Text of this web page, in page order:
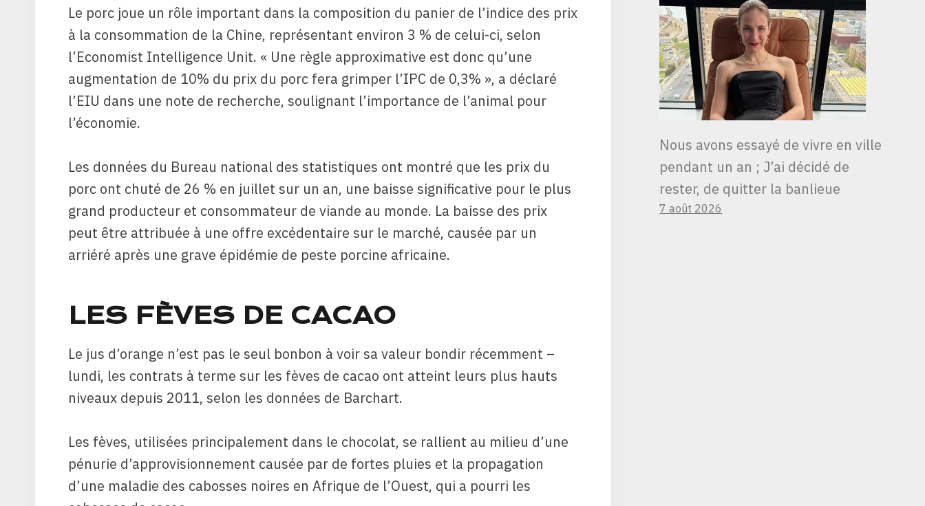
Le porc joue un rôle important dans la composition du panier de l’indice des prix
à la consommation de la Chine, représentant environ 3 % de celui-ci, selon
l’Economist Intelligence Unit. « Une règle approximative est donc qu’une
augmentation de 10% du prix du porc fera grimper l’IPC de 0,3% », a déclaré
l’EIU dans une note de recherche, soulignant l’importance de l’animal pour
l’économie.
Les données du Bureau national des statistiques ont montré que les prix du
porc ont chuté de 26 % en juillet sur un an, une baisse significative pour le plus
grand producteur et consommateur de viande au monde. La baisse des prix
peut être attribuée à une offre excédentaire sur le marché, causée par un
arriéré après une grave épidémie de peste porcine africaine.
LES FÈVES DE CACAO
Le jus d’orange n’est pas le seul bonbon à voir sa valeur bondir récemment –
lundi, les contrats à terme sur les fèves de cacao ont atteint leurs plus hauts
niveaux depuis 2011, selon les données de Barchart.
Les fèves, utilisées principalement dans le chocolat, se rallient au milieu d’une
pénurie d’approvisionnement causée par de fortes pluies et la propagation
d’une maladie des cabosses noires en Afrique de l’Ouest, qui a pourri les
Nous avons essayé de vivre en ville
pendant un an ; J’ai décidé de
rester, de quitter la banlieue
7 août 2026